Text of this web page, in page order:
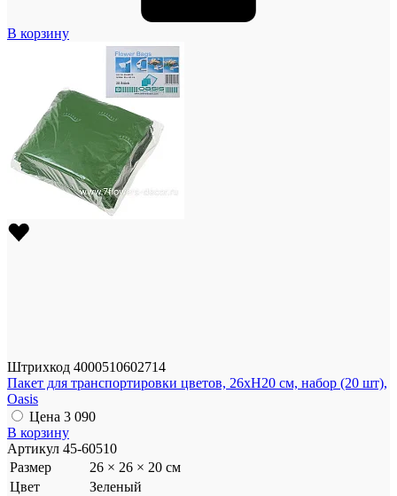
В корзину
Штрихкод 4000510602714
Пакет для транспортировки цветов, 26xH20 см, набор (20 шт),
Oasis
Цена 3 090
В корзину
Артикул 45-60510
Размер
26 × 26 × 20 см
Цвет
Зеленый